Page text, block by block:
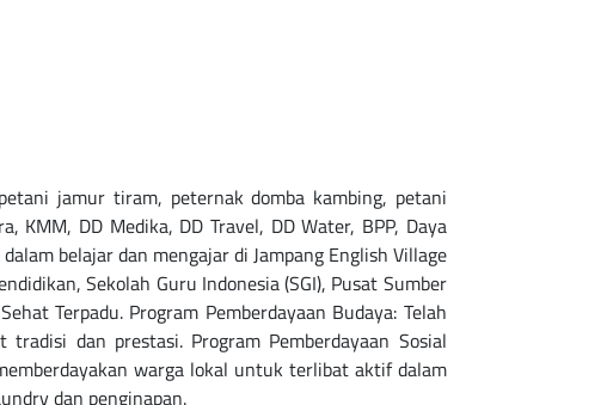
jamur tiram, peternak domba kambing, petani
DD Medika, DD Travel, DD Water, BPP, Daya
belajar dan mengajar di Jampang English Village
Sekolah Guru Indonesia (SGI), Pusat Sumber
Terpadu. Program Pemberdayaan Budaya: Telah
dan prestasi. Program Pemberdayaan Sosial
warga lokal untuk terlibat aktif dalam